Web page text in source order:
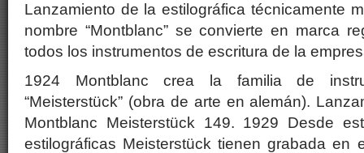
Lanzamiento de la estilográfica técnicamente
nombre “Montblanc” se convierte en marca
todos los instrumentos de escritura de la
1924 Montblanc crea la familia de
“Meisterstück” (obra de arte en alemán).
Montblanc Meisterstück 149. 1929 Desde
estilográficas Meisterstück tienen grabada en